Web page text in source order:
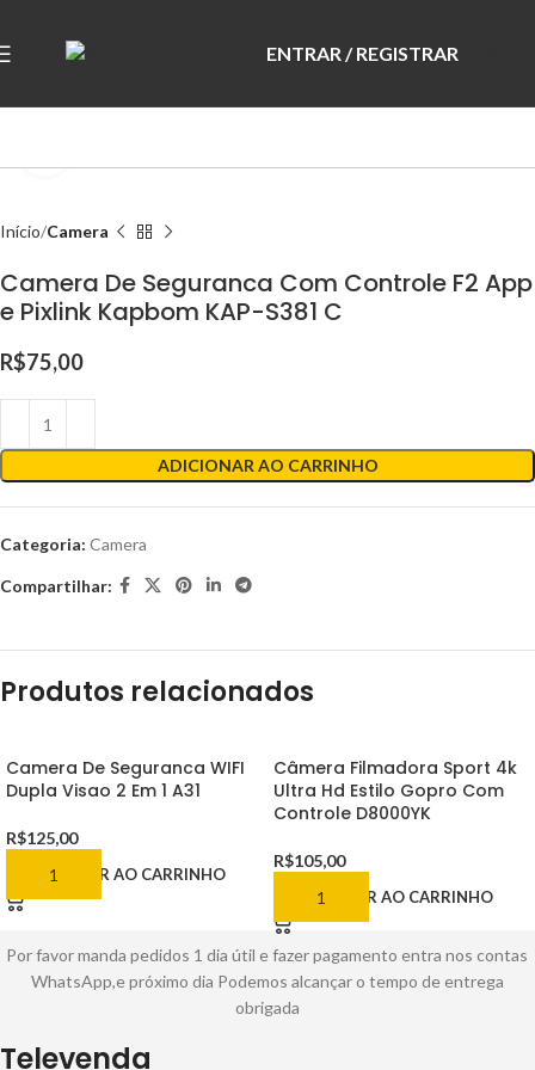
ENTRAR / REGISTRAR
Início Camera
Camera De Seguranca Com Controle F2 App
e Pixlink Kapbom KAP-S381 C
R$75,00
ADICIONAR AO CARRINHO
Categoria: Camera
Compartilhar:
Produtos relacionados
Camera De Seguranca WIFI
Dupla Visao 2 Em 1 A31
R$125,00
ADICIONAR AO CARRINHO
Câmera Filmadora Sport 4k
Ultra Hd Estilo Gopro Com
Controle D8000YK
R$105,00
ADICIONAR AO CARRINHO
Por favor manda pedidos 1 dia útil e fazer pagamento entra nos contas
WhatsApp,e próximo dia Podemos alcançar o tempo de entrega
obrigada
Televenda